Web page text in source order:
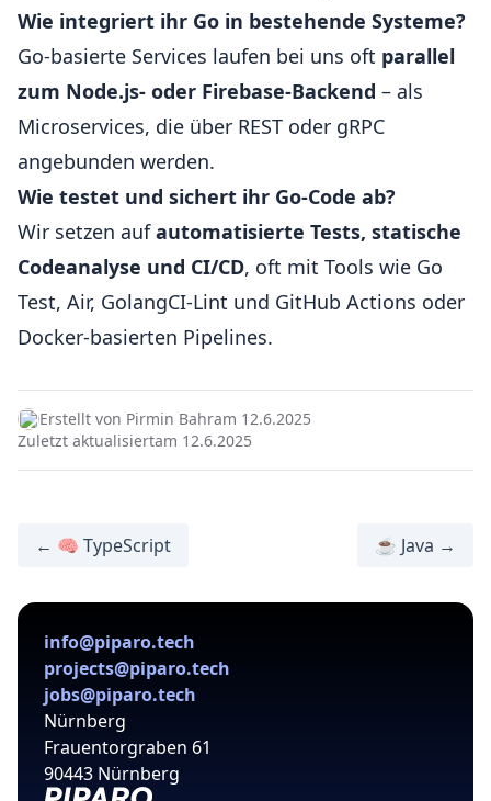
Wie integriert ihr Go in bestehende Systeme?
Go-basierte Services laufen bei uns oft parallel
zum Node.js- oder Firebase-Backend – als
Microservices, die über REST oder gRPC
angebunden werden.
Wie testet und sichert ihr Go-Code ab?
Wir setzen aufautomatisierte Tests, statische
Codeanalyse und CI/CD, oft mit Tools wie Go
Test, Air, GolangCI-Lint und GitHub Actions oder
Docker-basierten Pipelines.
Erstellt von Pirmin Bahram 12.6.2025
Zuletzt aktualisiertam 12.6.2025
← 🧠 TypeScript ☕ Java →
info@piparo.tech
projects@piparo.tech
jobs@piparo.tech
Nürnberg
Frauentorgraben 61
90443 Nürnberg